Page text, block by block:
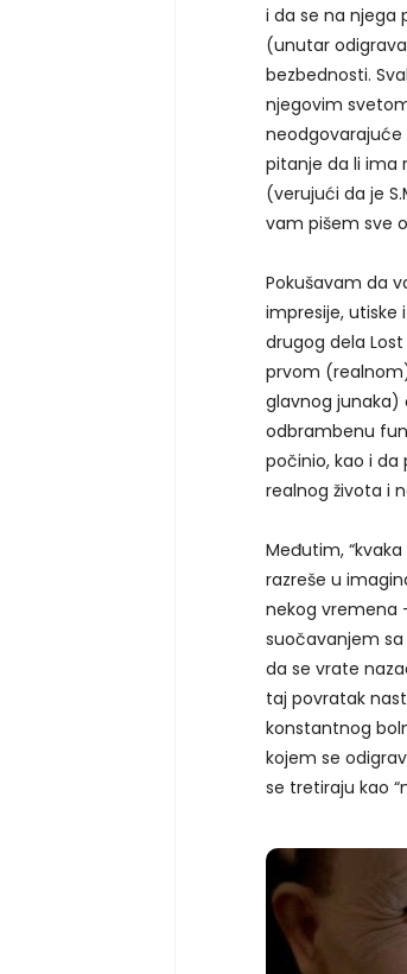
i da se na njega
(unutar
bezbednosti.
njegovim
neodgovarajuće
pitanje da li ima
(verujući da je
vam pišem sve
Pokušavam da
impresije, utiske
drugog dela
prvom
glavnog junaka)
odbrambenu
počinio, kao i da
realnog života i
Međutim,
razreše u
nekog vremena
suočavanjem
da se vrate
taj povratak
konstantnog
kojem se
se tretiraju kao